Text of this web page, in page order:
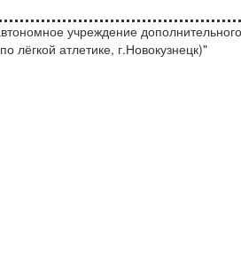
учреждение
атлетике, г.Новокузнецк)"